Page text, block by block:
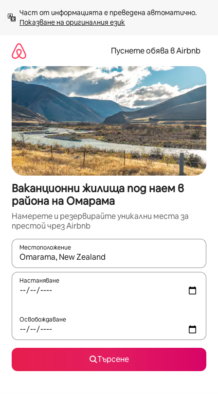
към
съдържанието
Показване на оригиналния език
Пуснете обява в Airbnb
Ваканционни жилища под наем в
района на Омарама
Намерете и резервирайте уникални места за
престой чрез Airbnb
Местоположение
Когато резултатите се покажат, използвайте
Настаняване
Освобождаване
Търсене